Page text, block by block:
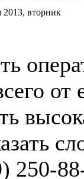
2013, вторник
250-